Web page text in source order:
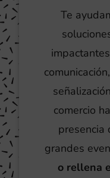
Te
comercio
presencia
grandes
o rellena